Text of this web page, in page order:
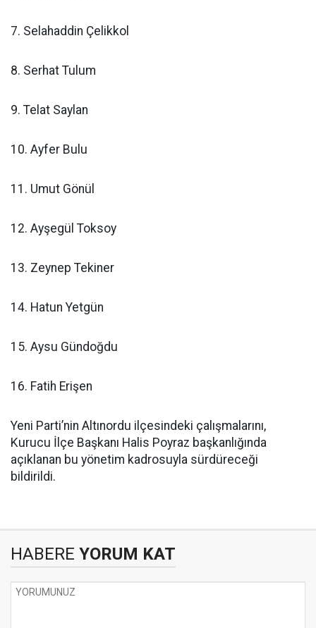
7. Selahaddin Çelikkol
8. Serhat Tulum
9. Telat Saylan
10. Ayfer Bulu
11. Umut Gönül
12. Ayşegül Toksoy
13. Zeynep Tekiner
14. Hatun Yetgün
15. Aysu Gündoğdu
16. Fatih Erişen
Yeni Parti’nin Altınordu ilçesindeki çalışmalarını,
Kurucu İlçe Başkanı Halis Poyraz başkanlığında
açıklanan bu yönetim kadrosuyla sürdüreceği
bildirildi.
HABERE YORUM KAT